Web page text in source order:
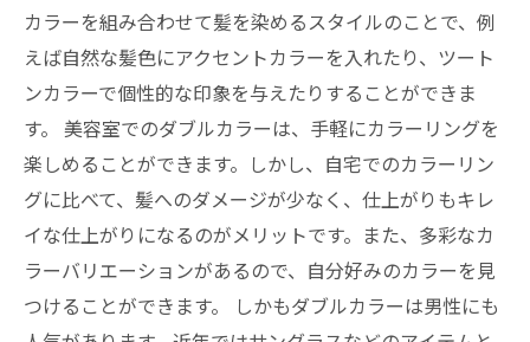
カラーを組み合わせて髪を染めるスタイルのことで、例
えば自然な髪色にアクセントカラーを入れたり、ツート
ンカラーで個性的な印象を与えたりすることができま
す。 美容室でのダブルカラーは、手軽にカラーリングを
楽しめることができます。しかし、自宅でのカラーリン
グに比べて、髪へのダメージが少なく、仕上がりもキレ
イな仕上がりになるのがメリットです。また、多彩なカ
ラーバリエーションがあるので、自分好みのカラーを見
つけることができます。 しかもダブルカラーは男性にも